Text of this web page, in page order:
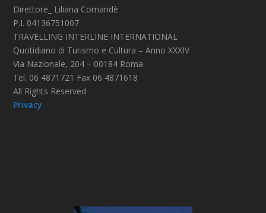
Direttore_ Liliana Comandè
P.I. 04136751007
TRAVELLING INTERLINE INTERNATIONAL
Quotidiano di Turismo e Cultura – Anno XXXIV
Via Nazionale, 204 – 00184 Roma
Tel. 06 4871721 Fax 06 4871618
All Rights Reserved
Privacy